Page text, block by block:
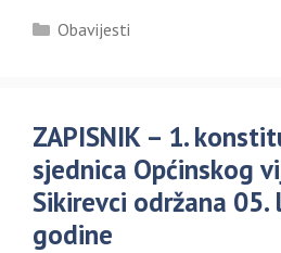
Kategorije
Obavijesti
ZAPISNIK – 1.
sjednica Općinskog
Sikirevci održana 05.
godine